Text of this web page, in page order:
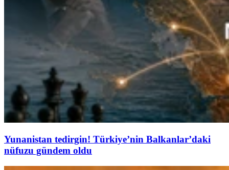
Yunanistan tedirgin! Türkiye’nin Balkanlar’daki
nüfuzu gündem oldu